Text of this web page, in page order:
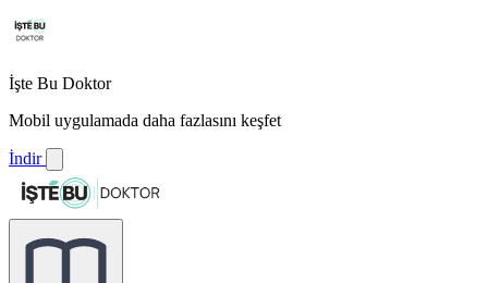
İşte Bu Doktor
Mobil uygulamada daha fazlasını keşfet
İndir